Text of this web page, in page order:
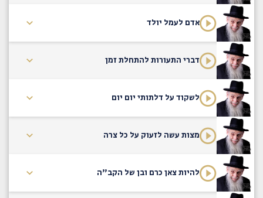
אדם לעמל יולד
דברי התעורות להתחלת זמן
לשקוד על דלתותי יום יום
מצות עשה לזעוק על כל צרה
להיות צאן כרם ובן של הקב"ה